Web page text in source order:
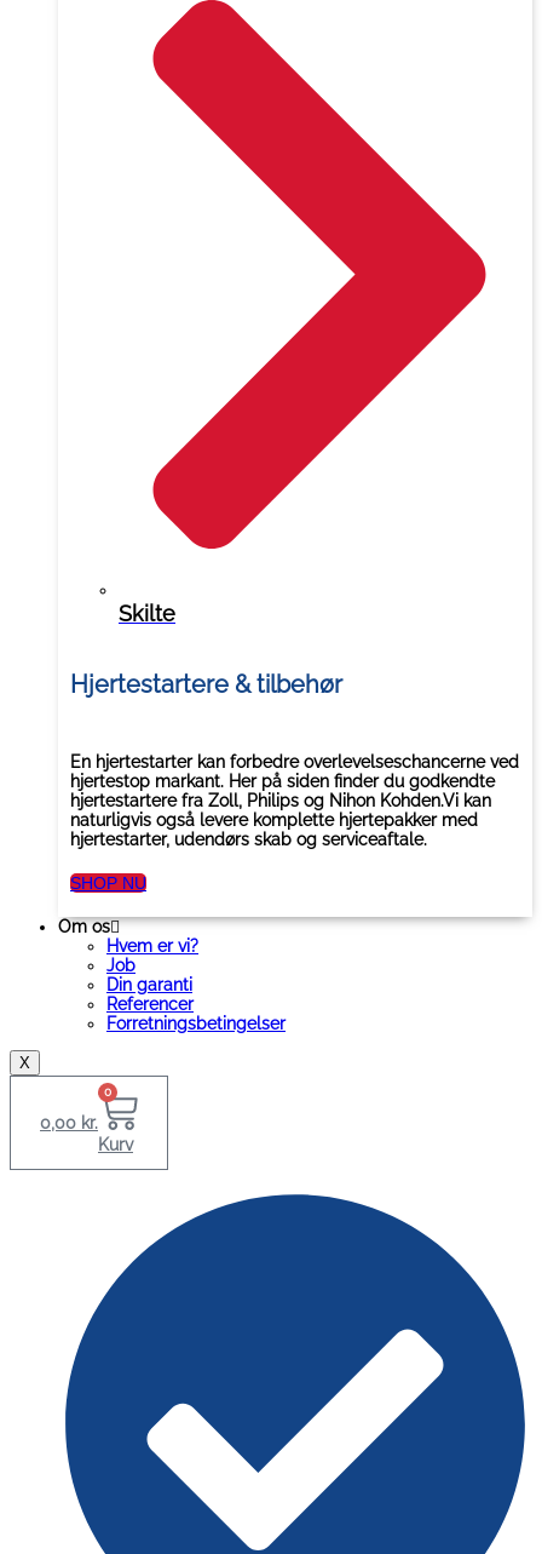
Skilte
Hjertestartere & tilbehør
En hjertestarter kan forbedre overlevelseschancerne ved
hjertestop markant. Her på siden finder du godkendte
hjertestartere fra Zoll, Philips og Nihon Kohden.Vi kan
naturligvis også levere komplette hjertepakker med
hjertestarter, udendørs skab og serviceaftale.
SHOP NU
Om os
Hvem er vi?
Job
Din garanti
Referencer
Forretningsbetingelser
X
0,00 kr.
0
Kurv